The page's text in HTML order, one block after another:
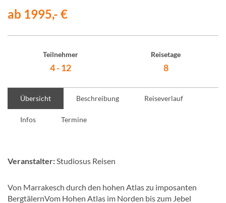
ab 1995,- €
Teilnehmer
4 - 12
Reisetage
8
Übersicht Beschreibung Reiseverlauf
Infos Termine
Veranstalter:Studiosus Reisen
Von Marrakesch durch den hohen Atlas zu imposanten
BergtälernVom Hohen Atlas im Norden bis zum Jebel